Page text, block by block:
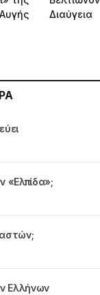
Διαύγεια
«Ελπίδα»;
Ελλήνων